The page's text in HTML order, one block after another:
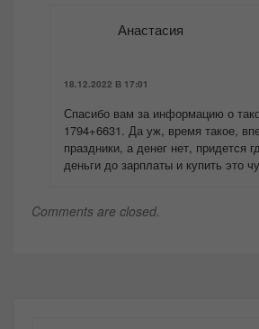
Анастасия
18.12.2022 В 17:01
Спасибо вам за информацию о
1794+6631. Да уж, время такое,
праздники, а денег нет, придется
деньги до зарплаты и купить это
Comments are closed.